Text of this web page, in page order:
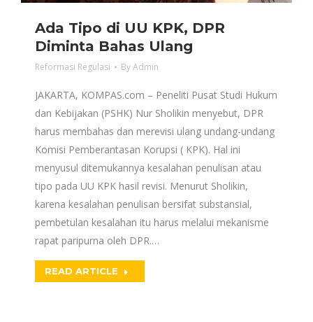
Ada Tipo di UU KPK, DPR
Diminta Bahas Ulang
Reformasi Regulasi ByAdmin
JAKARTA, KOMPAS.com – Peneliti Pusat Studi Hukum
dan Kebijakan (PSHK) Nur Sholikin menyebut, DPR
harus membahas dan merevisi ulang undang-undang
Komisi Pemberantasan Korupsi ( KPK). Hal ini
menyusul ditemukannya kesalahan penulisan atau
tipo pada UU KPK hasil revisi. Menurut Sholikin,
karena kesalahan penulisan bersifat substansial,
pembetulan kesalahan itu harus melalui mekanisme
rapat paripurna oleh DPR.…
READ ARTICLE